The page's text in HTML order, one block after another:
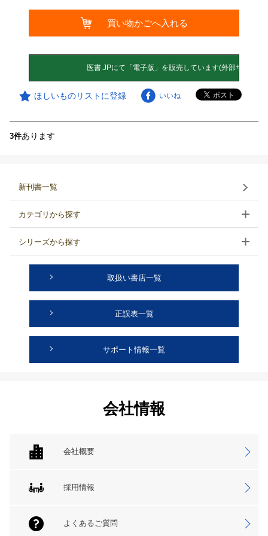
買い物かごへ入れる
ほしいものリストに登録 いいね
3件あります
新刊書一覧
カテゴリから探す
シリーズから探す
取扱い書店一覧
正誤表一覧
サポート情報一覧
会社情報
会社概要
採用情報
よくあるご質問